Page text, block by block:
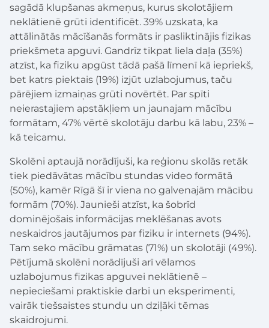
sagādā klupšanas akmeņus, kurus skolotājiem
neklātienē grūti identificēt. 39% uzskata, ka
attālinātās mācīšanās formāts ir pasliktinājis fizikas
priekšmeta apguvi. Gandrīz tikpat liela daļa (35%)
atzīst, ka fiziku apgūst tādā pašā līmenī kā iepriekš,
bet katrs piektais (19%) izjūt uzlabojumus, taču
pārējiem izmaiņas grūti novērtēt. Par spīti
neierastajiem apstākļiem un jaunajam mācību
formātam, 47% vērtē skolotāju darbu kā labu, 23% –
kā teicamu.
Skolēni aptaujā norādījuši, ka reģionu skolās retāk
tiek piedāvātas mācību stundas video formātā
(50%), kamēr Rīgā šī ir viena no galvenajām mācību
formām (70%). Jaunieši atzīst, ka šobrīd
dominējošais informācijas meklēšanas avots
neskaidros jautājumos par fiziku ir internets (94%).
Tam seko mācību grāmatas (71%) un skolotāji (49%).
Pētījumā skolēni norādījuši arī vēlamos
uzlabojumus fizikas apguvei neklātienē –
nepieciešami praktiskie darbi un eksperimenti,
vairāk tiešsaistes stundu un dziļāki tēmas
skaidrojumi.